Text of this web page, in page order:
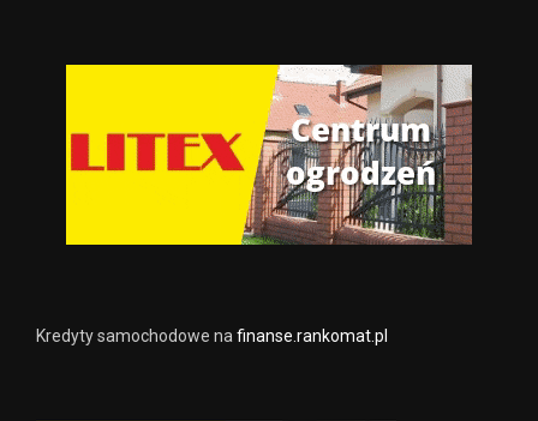
Kredyty samochodowe na finanse.rankomat.pl